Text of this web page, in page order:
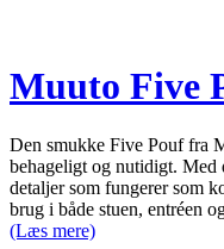
Muuto Five
Den smukke Five Pouf fra
behageligt og nutidigt. Med
detaljer som fungerer som
brug i både stuen, entréen
(Læs mere)